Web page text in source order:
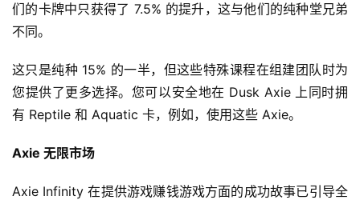
们的卡牌中只获得了 7.5% 的提升，这与他们的纯种堂兄弟
不同。
这只是纯种 15% 的一半，但这些特殊课程在组建团队时为
您提供了更多选择。您可以安全地在 Dusk Axie 上同时拥
有 Reptile 和 Aquatic 卡，例如，使用这些 Axie。
Axie 无限市场
Axie Infinity 在提供游戏赚钱游戏方面的成功故事已引导全